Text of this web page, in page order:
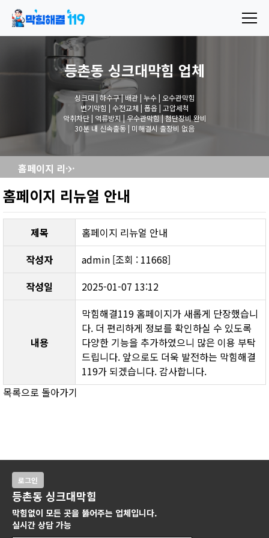
등촌동 싱크대막힘 업체
싱크대 | 하수구 | 배관 | 누수 | 오수관막힘
변기막힘 | 수전교체 | 폽옵 | 고압세척
악취차단 | 역류방지 | 우수관막힘 | 첨단장비 완비
30분 내 신속출동 | 미해결시 출장비 없음
홈페이지 리뉴얼 안내
홈페이지 리뉴얼 안내
제목
홈페이지 리뉴얼 안내
작성자
admin [조회 : 11668]
작성일
2025-01-07 13:12
내용
막힘해결119 홈페이지가 새롭게 단장했습니
다. 더 편리하게 정보를 확인하실 수 있도록
다양한 기능을 추가하였으니 많은 이용 부탁
드립니다. 앞으로도 더욱 발전하는 막힘해결
119가 되겠습니다. 감사합니다.
목록으로 돌아가기
로그인
등촌동 싱크대막힘
막힘없이 모든 곳을 뚫어주는 업체입니다.
실시간 상담 가능